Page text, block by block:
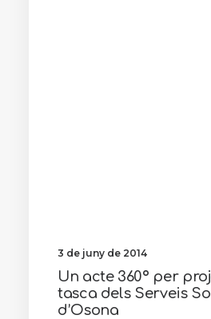
3 de juny de 2014
Un acte 360º per
tasca dels Serveis
d’Osona